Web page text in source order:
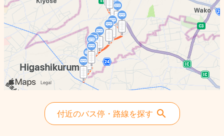
付近のバス停・路線を探す